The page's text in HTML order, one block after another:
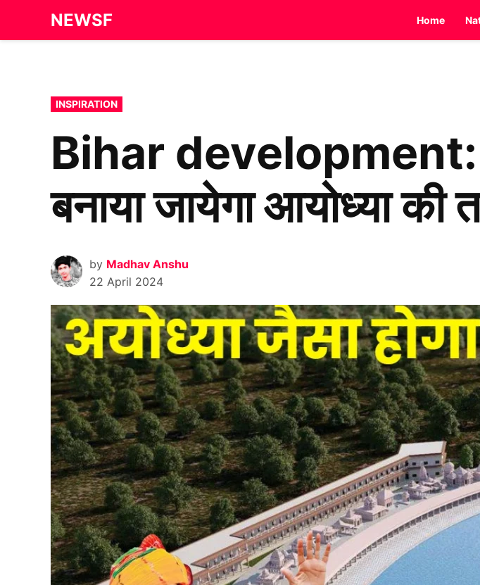
NEWSF Home
POSTED
IN
INSPIRATION
Bihar development:
बनाया जायेगा आयोध्या की
by Madhav Anshu
22 April 2024